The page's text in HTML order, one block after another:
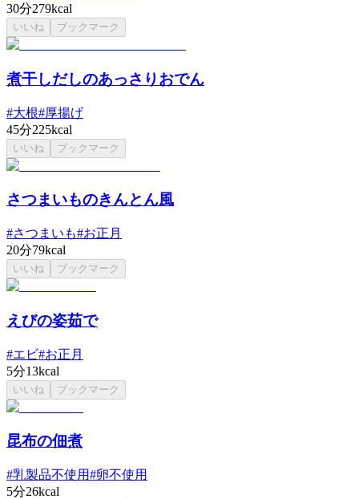
30分279kcal
いいね ブックマーク
煮干しだしのあっさりおでん
#大根#厚揚げ
45分225kcal
いいね ブックマーク
さつまいものきんとん風
#さつまいも#お正月
20分79kcal
いいね ブックマーク
えびの姿茹で
#エビ#お正月
5分13kcal
いいね ブックマーク
昆布の佃煮
#乳製品不使用#卵不使用
5分26kcal